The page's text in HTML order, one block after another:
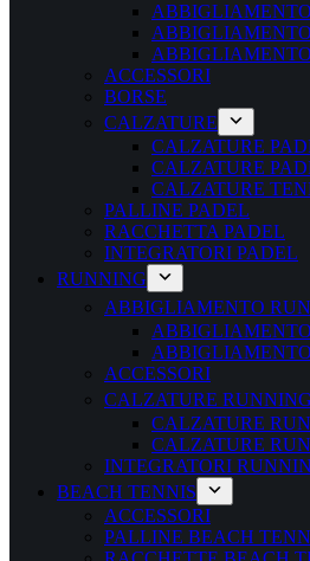
ACCESSORI
BORSE
CALZATURE
CALZATURE
CALZATURE
CALZATURE
PALLINE PADEL
RACCHETTA PADEL
INTEGRATORI PADEL
RUNNING
ABBIGLIAMENTO
ACCESSORI
CALZATURE RUNNING
CALZATURE
CALZATURE
INTEGRATORI
BEACH TENNIS
ACCESSORI
PALLINE BEACH